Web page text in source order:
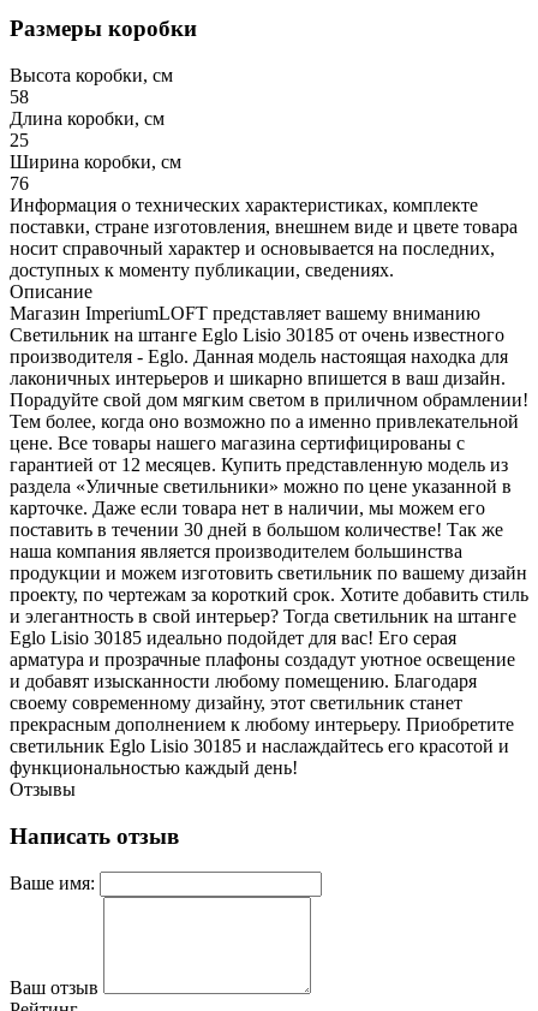
Размеры коробки
Высота коробки, см
58
Длина коробки, см
25
Ширина коробки, см
76
Информация о технических характеристиках, комплекте
поставки, стране изготовления, внешнем виде и цвете товара
носит справочный характер и основывается на последних,
доступных к моменту публикации, сведениях.
Описание
Магазин ImperiumLOFT представляет вашему вниманию
Светильник на штанге Eglo Lisio 30185 от очень известного
производителя - Eglo. Данная модель настоящая находка для
лаконичных интерьеров и шикарно впишется в ваш дизайн.
Порадуйте свой дом мягким светом в приличном обрамлении!
Тем более, когда оно возможно по а именно привлекательной
цене. Все товары нашего магазина сертифицированы с
гарантией от 12 месяцев. Купить представленную модель из
раздела «Уличные светильники» можно по цене указанной в
карточке. Даже если товара нет в наличии, мы можем его
поставить в течении 30 дней в большом количестве! Так же
наша компания является производителем большинства
продукции и можем изготовить светильник по вашему дизайн
проекту, по чертежам за короткий срок. Хотите добавить стиль
и элегантность в свой интерьер? Тогда светильник на штанге
Eglo Lisio 30185 идеально подойдет для вас! Его серая
арматура и прозрачные плафоны создадут уютное освещение
и добавят изысканности любому помещению. Благодаря
своему современному дизайну, этот светильник станет
прекрасным дополнением к любому интерьеру. Приобретите
светильник Eglo Lisio 30185 и наслаждайтесь его красотой и
функциональностью каждый день!
Отзывы
Написать отзыв
Ваше имя:
Ваш отзыв